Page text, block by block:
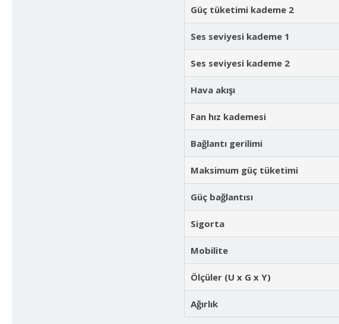
Güç tüketimi kademe 2
Ses seviyesi kademe 1
Ses seviyesi kademe 2
Hava akışı
Fan hız kademesi
Bağlantı gerilimi
Maksimum güç tüketimi
Güç bağlantısı
Sigorta
Mobilite
Ölçüler (U x G x Y)
Ağırlık